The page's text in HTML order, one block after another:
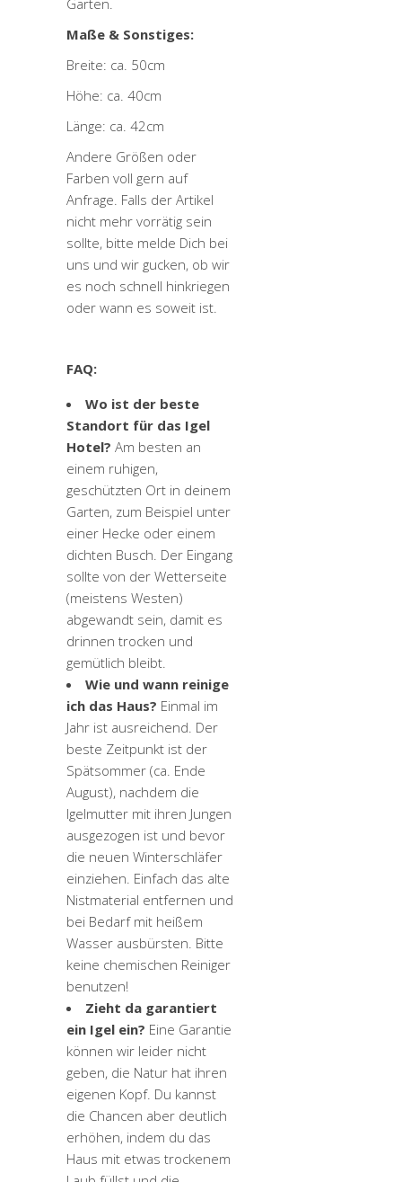
Maße & Sonstiges:
Breite: ca. 50cm
Höhe: ca. 40cm
Länge: ca. 42cm
Andere Größen oder
Farben voll gern auf
Anfrage. Falls der Artikel
nicht mehr vorrätig sein
sollte, bitte melde Dich bei
uns und wir gucken, ob wir
es noch schnell hinkriegen
oder wann es soweit ist.
FAQ:
Wo ist der beste
Standort für das Igel
Hotel? Am besten an
einem ruhigen,
geschützten Ort in deinem
Garten, zum Beispiel unter
einer Hecke oder einem
dichten Busch. Der Eingang
sollte von der Wetterseite
(meistens Westen)
abgewandt sein, damit es
drinnen trocken und
gemütlich bleibt.
Wie und wann reinige
ich das Haus? Einmal im
Jahr ist ausreichend. Der
beste Zeitpunkt ist der
Spätsommer (ca. Ende
August), nachdem die
Igelmutter mit ihren Jungen
ausgezogen ist und bevor
die neuen Winterschläfer
einziehen. Einfach das alte
Nistmaterial entfernen und
bei Bedarf mit heißem
Wasser ausbürsten. Bitte
keine chemischen Reiniger
benutzen!
Zieht da garantiert
ein Igel ein? Eine Garantie
können wir leider nicht
geben, die Natur hat ihren
eigenen Kopf. Du kannst
die Chancen aber deutlich
erhöhen, indem du das
Haus mit etwas trockenem